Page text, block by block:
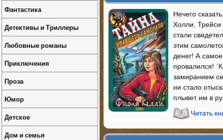
Нечего
Холли, Трейси
стали
этим
денег! А
провалился!
замиранием
ни стало
плывет им в
Читать
Фантастика
Детективы и Триллеры
Любовные романы
Приключения
Проза
Юмор
Детское
Дом и семья